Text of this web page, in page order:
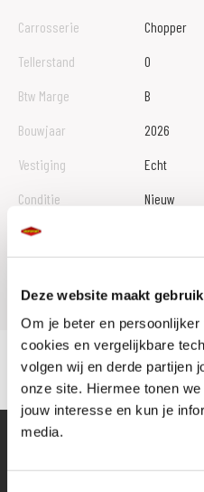
Deze website maakt
Om je beter en
cookies en vergelijkbare
volgen wij en derde partijen
onze site. Hiermee tonen
jouw interesse en kun je
media.
Carrosserie
Chopper
Tellerstand
0
Btw Marge
B
Bouwjaar
2026
Vestiging
Echt
Conditie
Nieuw
Rijbewijs type